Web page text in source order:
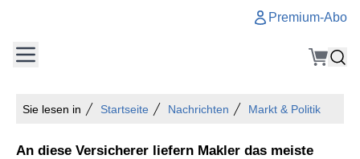
Premium-Abo
Sie lesen in Startseite Nachrichten Markt & Politik
An diese Versicherer liefern Makler das meiste